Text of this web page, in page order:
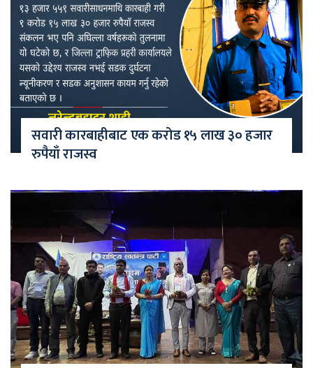
सवारी कारबाहीबाट एक करोड १५ लाख ३० हजार
रुपैयाँ राजस्व